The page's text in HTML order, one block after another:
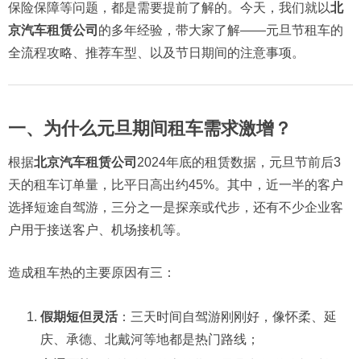
保险保障等问题，都是需要提前了解的。今天，我们就以北
京汽车租赁公司 的多年经验，带大家了解——元旦节租车的
全流程攻略、推荐车型、以及节日期间的注意事项。
一、为什么元旦期间租车需求激增？
根据北京汽车租赁公司 2024年底的租赁数据，元旦节前后3
天的租车订单量，比平日高出约45%。其中，近一半的客户
选择短途自驾游，三分之一是探亲或代步，还有不少企业客
户用于接送客户、机场接机等。
造成租车热的主要原因有三：
假期短但灵活：三天时间自驾游刚刚好，像怀柔、延
庆、承德、北戴河等地都是热门路线；